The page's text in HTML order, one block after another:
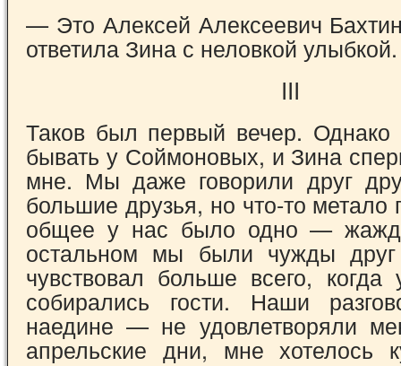
— Это Алексей Алексеевич
ответила Зина с неловкой улыбкой.
III
Таков был первый вечер. Однако
бывать у Соймоновых, и Зина
мне. Мы даже говорили друг
большие друзья, но что-то
общее у нас было одно —
остальном мы были чужды
чувствовал больше всего,
собирались гости. Наши
наедине — не удовлетворяли
апрельские дни, мне хотелось